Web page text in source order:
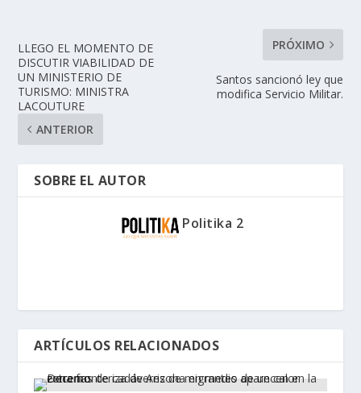
LLEGO EL MOMENTO DE
DISCUTIR VIABILIDAD DE
UN MINISTERIO DE
TURISMO: MINISTRA
LACOUTURE
ANTERIOR
PRÓXIMO
Santos sancionó ley que
modifica Servicio Militar.
SOBRE EL AUTOR
Politika 2
ARTÍCULOS RELACIONADOS